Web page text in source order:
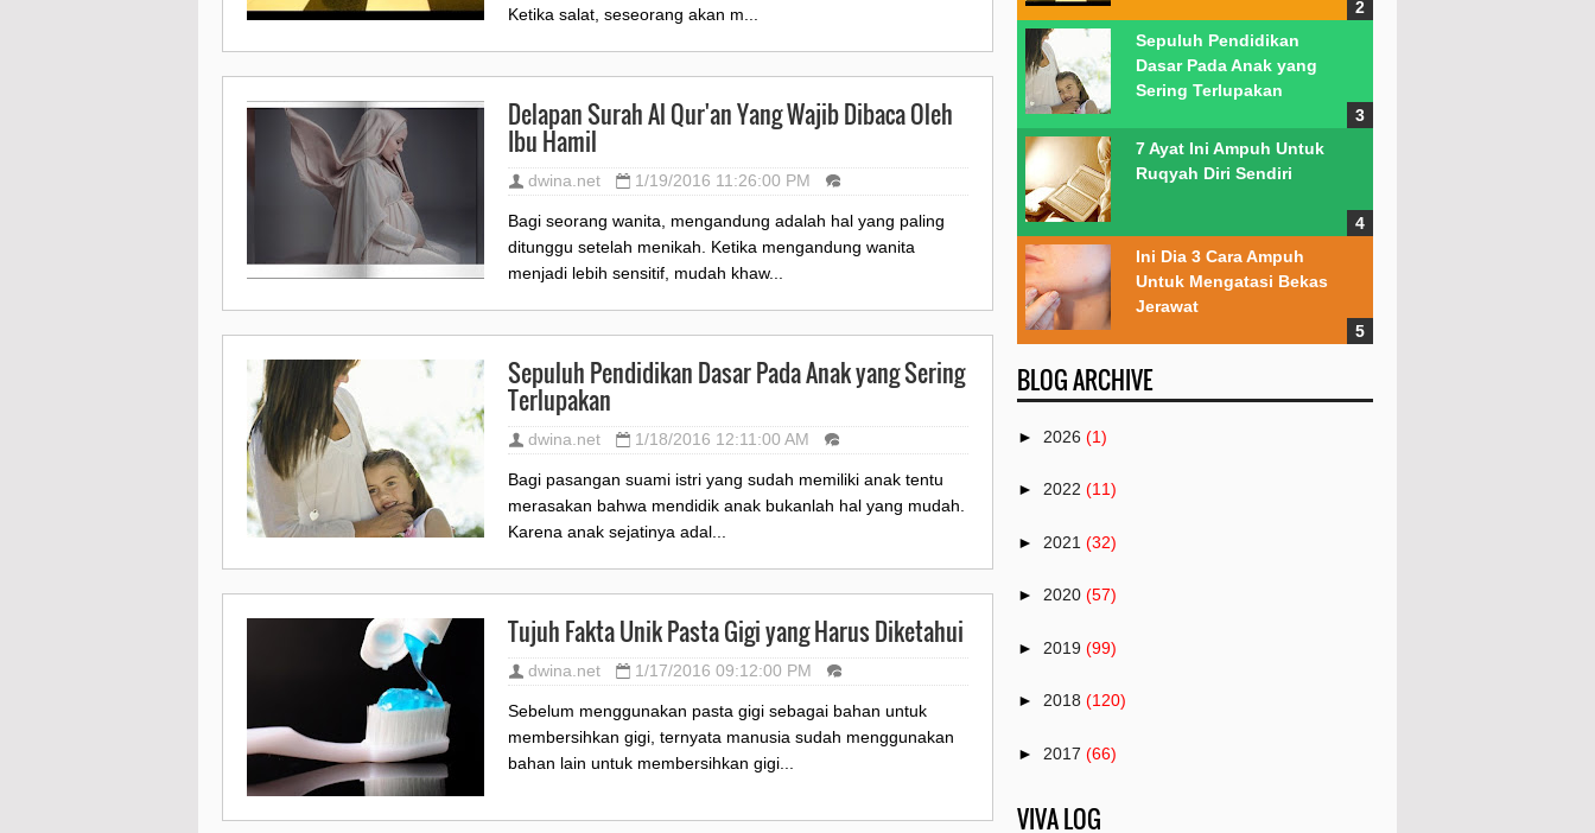
Ketika salat, seseorang akan m...
Delapan Surah Al Qur'an Yang Wajib Dibaca Oleh
Ibu Hamil
dwina.net 1/19/2016 11:26:00 PM
Bagi seorang wanita, mengandung adalah hal yang paling
ditunggu setelah menikah. Ketika mengandung wanita
menjadi lebih sensitif, mudah khaw...
Sepuluh Pendidikan Dasar Pada Anak yang Sering
Terlupakan
dwina.net 1/18/2016 12:11:00 AM
Bagi pasangan suami istri yang sudah memiliki anak tentu
merasakan bahwa mendidik anak bukanlah hal yang mudah.
Karena anak sejatinya adal...
Tujuh Fakta Unik Pasta Gigi yang Harus Diketahui
dwina.net 1/17/2016 09:12:00 PM
Sebelum menggunakan pasta gigi sebagai bahan untuk
membersihkan gigi, ternyata manusia sudah menggunakan
bahan lain untuk membersihkan gigi...
Sepuluh Pendidikan
Dasar Pada Anak yang
Sering Terlupakan
7 Ayat Ini Ampuh Untuk
Ruqyah Diri Sendiri
Ini Dia 3 Cara Ampuh
Untuk Mengatasi Bekas
Jerawat
BLOG ARCHIVE
► 2026 (1)
► 2022 (11)
► 2021 (32)
► 2020 (57)
► 2019 (99)
► 2018 (120)
► 2017 (66)
▼2016 (82)
VIVA LOG